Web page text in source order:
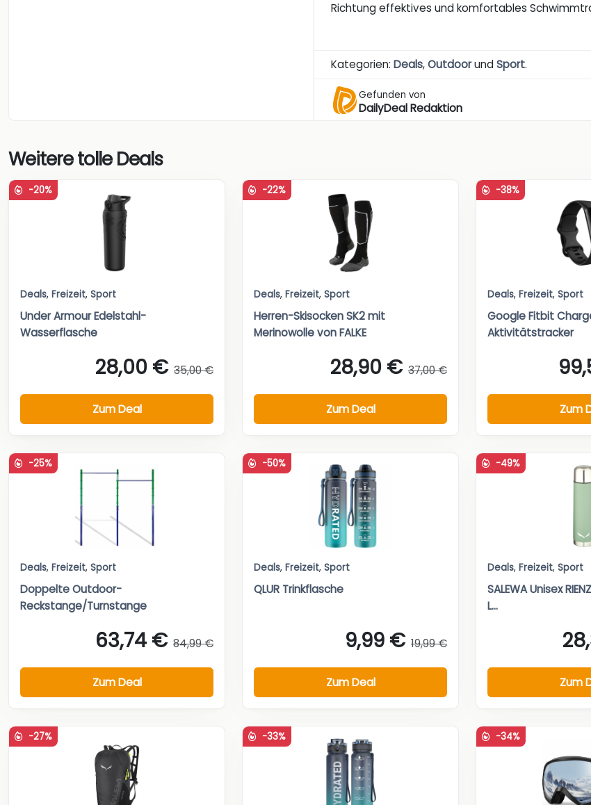
Richtung effektives und komfortables
Kategorien:Deals,OutdoorundSport.
Gefunden von
DailyDeal Redaktion
Weitere tolle Deals
-20%
Deals, Freizeit, Sport
Under Armour Edelstahl-
Wasserflasche
28,00 € 35,00 €
Zum Deal
-22%
Deals, Freizeit, Sport
Herren-Skisocken SK2 mit
Merinowolle von FALKE
28,90 € 37,00 €
Zum Deal
-38%
Deals, Freizeit, Sport
Google Fitbit
Aktivitätstracker
Zum
-25%
Deals, Freizeit, Sport
Doppelte Outdoor-
Reckstange/Turnstange
63,74 € 84,99 €
Zum Deal
-50%
Deals, Freizeit, Sport
QLUR Trinkflasche
9,99 € 19,99 €
Zum Deal
-49%
Deals, Freizeit, Sport
SALEWA Unisex
L...
Zum
-27% -33% -34%